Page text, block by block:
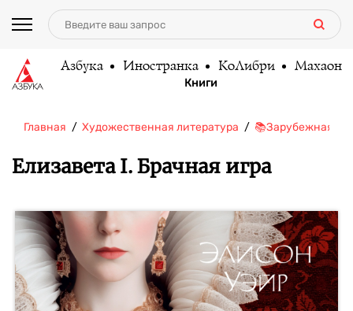
Азбука Иностранка КоЛибри Махаон
Книги
Главная Художественная литература 📚Зарубежная
Елизавета I. Брачная игра